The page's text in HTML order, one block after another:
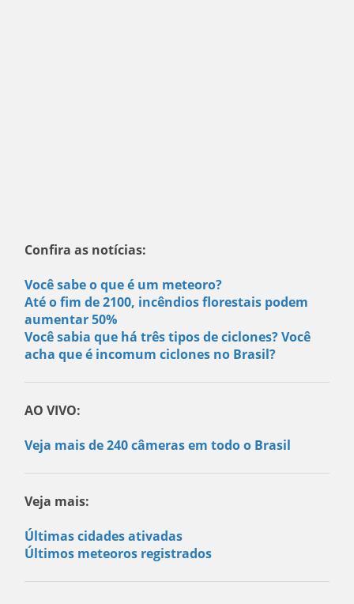
Confira as notícias:
Você sabe o que é um meteoro?
Até o fim de 2100, incêndios florestais podem
aumentar 50%
Você sabia que há três tipos de ciclones? Você
acha que é incomum ciclones no Brasil?
AO VIVO:
Veja mais de 240 câmeras em todo o Brasil
Veja mais:
Últimas cidades ativadas
Últimos meteoros registrados